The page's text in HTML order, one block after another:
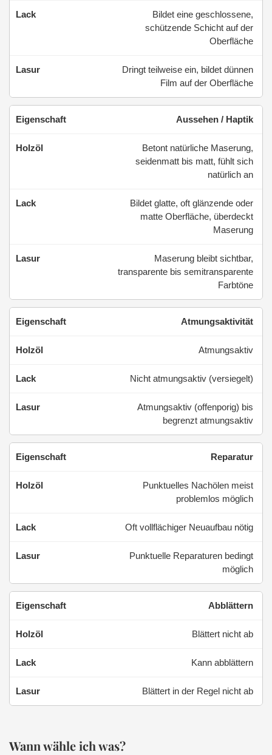
Bildet eine geschlossene,
schützende Schicht auf der
Oberfläche
Dringt teilweise ein, bildet dünnen
Film auf der Oberfläche
Aussehen / Haptik
Betont natürliche Maserung,
seidenmatt bis matt, fühlt sich
natürlich an
Bildet glatte, oft glänzende oder
matte Oberfläche, überdeckt
Maserung
Maserung bleibt sichtbar,
transparente bis semitransparente
Farbtöne
Atmungsaktivität
Atmungsaktiv
Nicht atmungsaktiv (versiegelt)
Atmungsaktiv (offenporig) bis
begrenzt atmungsaktiv
Reparatur
Punktuelles Nachölen meist
problemlos möglich
Oft vollflächiger Neuaufbau nötig
Punktuelle Reparaturen bedingt
möglich
Abblättern
Blättert nicht ab
Kann abblättern
Blättert in der Regel nicht ab
Wann wähle ich was?